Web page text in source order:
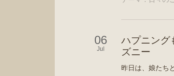
06
Jul
ハプニング
ズニー